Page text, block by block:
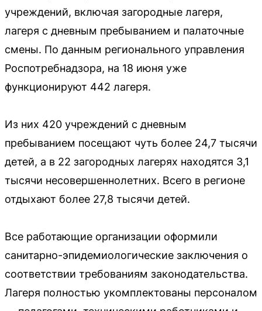
учреждений, включая загородные лагеря,
лагеря с дневным пребыванием и палаточные
смены. По данным регионального управления
Роспотребнадзора, на 18 июня уже
функционируют 442 лагеря.
Из них 420 учреждений с дневным
пребыванием посещают чуть более 24,7 тысячи
детей, а в 22 загородных лагерях находятся 3,1
тысячи несовершеннолетних. Всего в регионе
отдыхают более 27,8 тысячи детей.
Все работающие организации оформили
санитарно-эпидемиологические заключения о
соответствии требованиям законодательства.
Лагеря полностью укомплектованы персоналом